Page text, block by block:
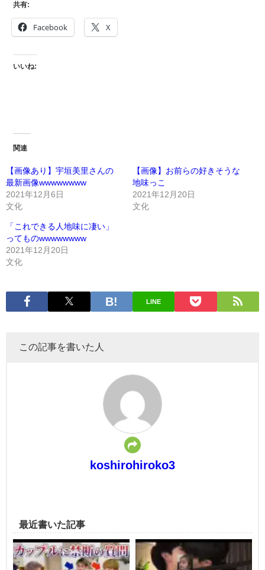
共有:
Facebook X
いいね:
関連
【画像あり】宇垣美里さんの
最新画像wwwwwwww
2021年12月6日
文化
【画像】お前らの好きそうな
地味っこ
2021年12月20日
文化
「これできる人地味に凄い」
ってものwwwwwwww
2021年12月20日
文化
LINE
この記事を書いた人
koshirohiroko3
最近書いた記事